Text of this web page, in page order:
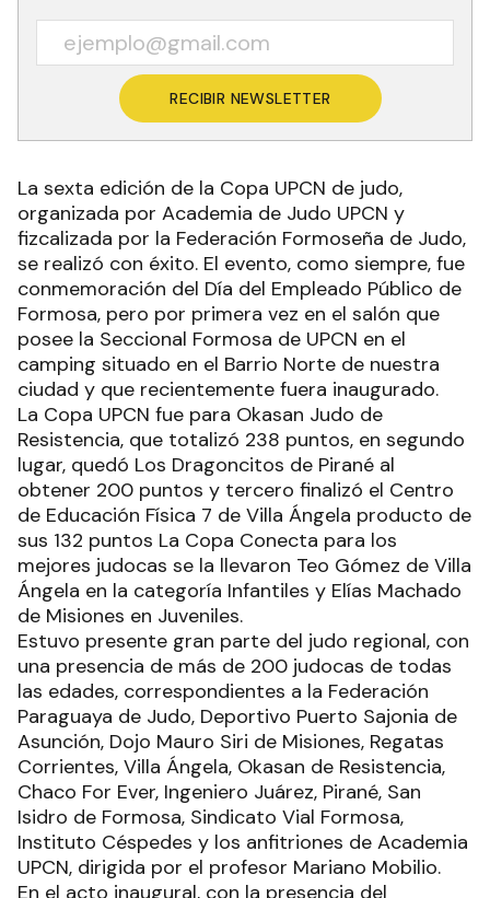
RECIBIR NEWSLETTER
La sexta edición de la Copa UPCN de judo,
organizada por Academia de Judo UPCN y
fizcalizada por la Federación Formoseña de Judo,
se realizó con éxito. El evento, como siempre, fue
conmemoración del Día del Empleado Público de
Formosa, pero por primera vez en el salón que
posee la Seccional Formosa de UPCN en el
camping situado en el Barrio Norte de nuestra
ciudad y que recientemente fuera inaugurado.
La Copa UPCN fue para Okasan Judo de
Resistencia, que totalizó 238 puntos, en segundo
lugar, quedó Los Dragoncitos de Pirané al
obtener 200 puntos y tercero finalizó el Centro
de Educación Física 7 de Villa Ángela producto de
sus 132 puntos La Copa Conecta para los
mejores judocas se la llevaron Teo Gómez de Villa
Ángela en la categoría Infantiles y Elías Machado
de Misiones en Juveniles.
Estuvo presente gran parte del judo regional, con
una presencia de más de 200 judocas de todas
las edades, correspondientes a la Federación
Paraguaya de Judo, Deportivo Puerto Sajonia de
Asunción, Dojo Mauro Siri de Misiones, Regatas
Corrientes, Villa Ángela, Okasan de Resistencia,
Chaco For Ever, Ingeniero Juárez, Pirané, San
Isidro de Formosa, Sindicato Vial Formosa,
Instituto Céspedes y los anfitriones de Academia
UPCN, dirigida por el profesor Mariano Mobilio.